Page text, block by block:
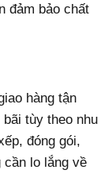
đảm bảo chất
hàng tận
tùy theo nhu
đóng gói,
lo lắng về